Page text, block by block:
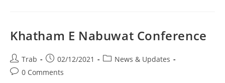
اس
لئے
جایا
کرو
Khatham E Nabuwat Conference
Post
author:
Trab
Post
published:
02/12/2021
PostNews & Updates
Post0 Comments